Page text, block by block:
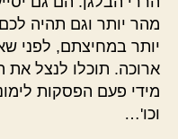
מהר יותר וגם תהיה
יותר במחיצתם, לפני
ארוכה. תוכלו לנצל
מידי פעם הפסקות
וכו'…